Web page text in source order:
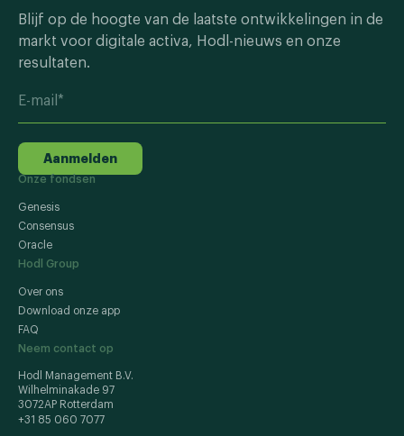
Blijf op de hoogte van de laatste ontwikkelingen in de
markt voor digitale activa, Hodl-nieuws en onze
resultaten.
Aanmelden
Onze fondsen
Genesis
Consensus
Oracle
Hodl Group
Over ons
Download onze app
FAQ
Neem contact op
Hodl Management B.V.
Wilhelminakade 97
3072AP Rotterdam
+31 85 060 7077